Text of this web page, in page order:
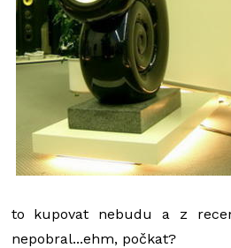
to kupovat nebudu a z
nepobral...ehm, počkat?